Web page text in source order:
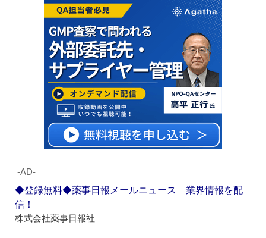
‐AD‐
◆登録無料◆薬事日報メールニュース 業界情報を配
信！
株式会社薬事日報社